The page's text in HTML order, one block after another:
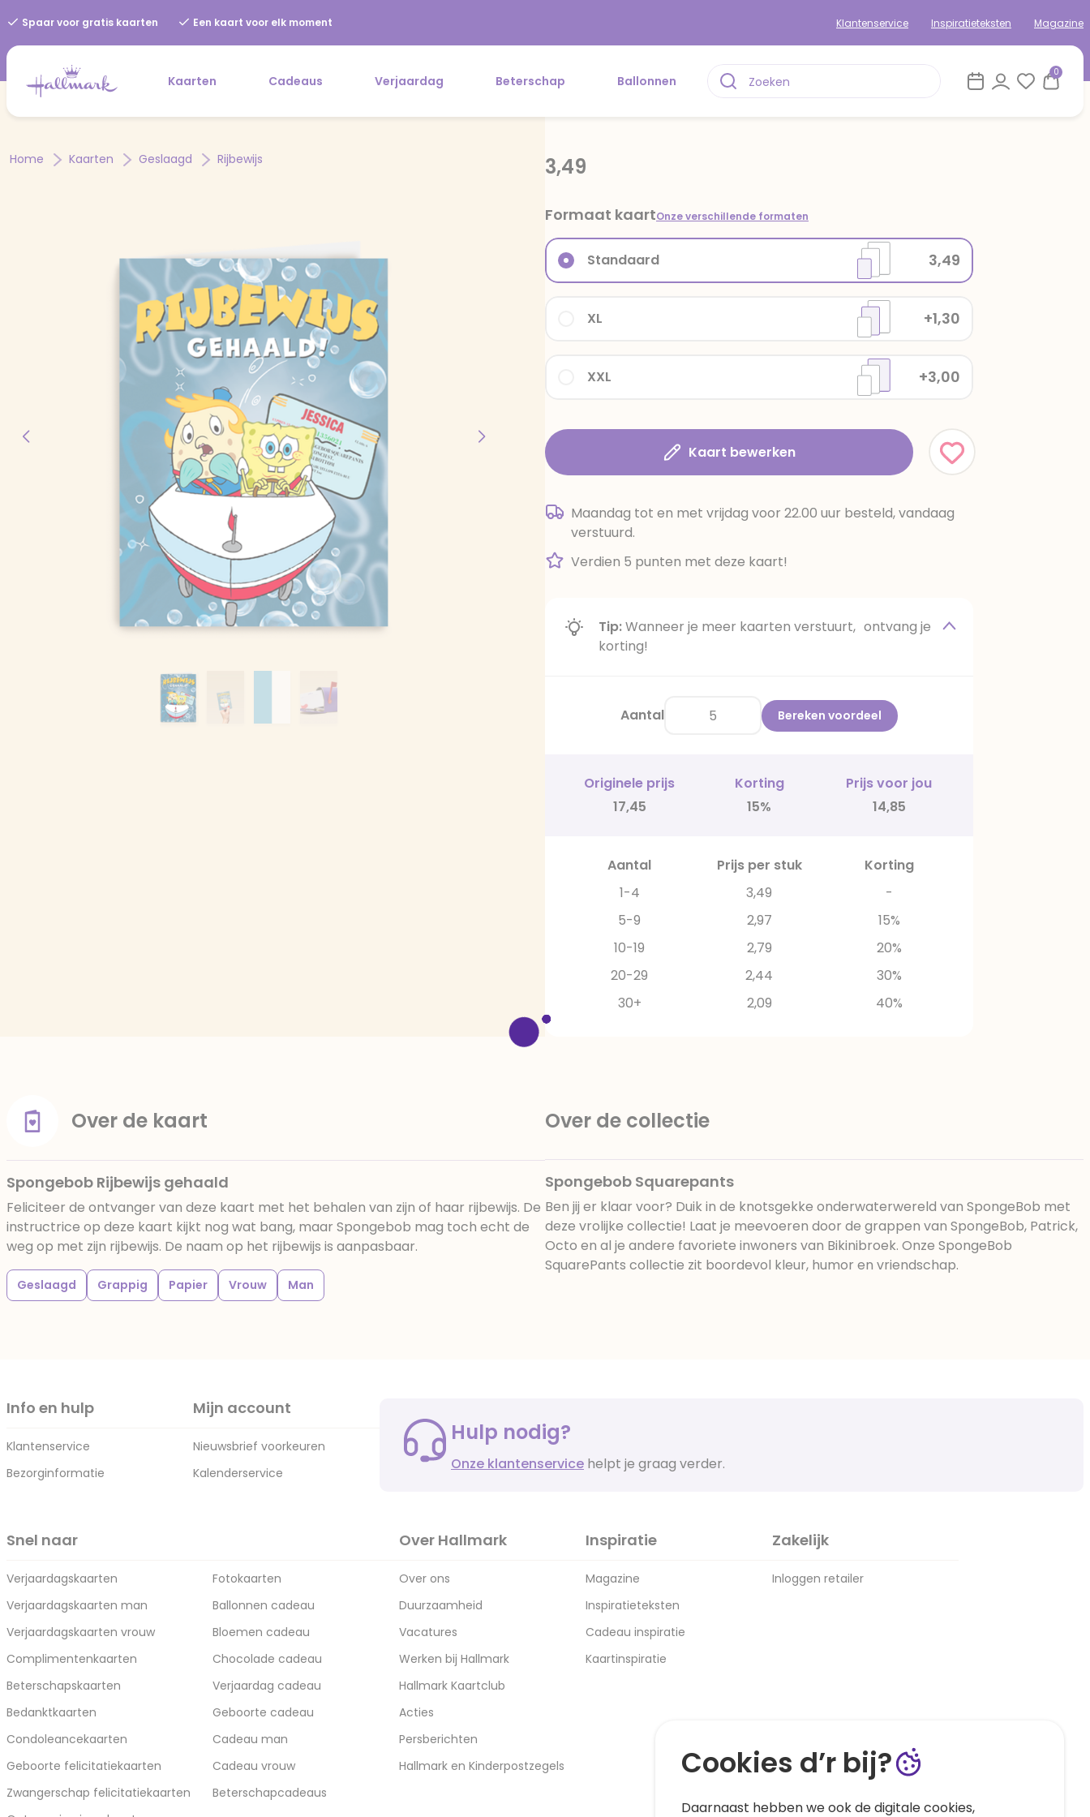
Spaar voor gratis kaarten Een kaart voor elk moment Klantenservice Inspiratieteksten Magazine
Kaarten Cadeaus Verjaardag Beterschap Ballonnen
0
Home Kaarten Geslaagd Rijbewijs 3,49
Formaat kaartOnze verschillende formaten
XXL +3,00
XL +1,30
Standaard 3,49
Kaart bewerken
Maandag tot en met vrijdag voor 22.00 uur besteld, vandaag
verstuurd.
Verdien 5 punten met deze kaart!
Tip:Wanneer je meer kaarten verstuurt, ontvang je
korting!
Aantal Bereken voordeel
Originele prijs Korting
Prijs voor jou
17,45
15% 14,85
Aantal Prijs per stuk
Korting
1-4
3,49
-
5-9
2,97
15%
10-19
2,79
20%
20-29
2,44
30%
30+
2,09 40%
Over de kaart
Spongebob Rijbewijs gehaald
Feliciteer de ontvanger van deze kaart met het behalen van zijn of haar rijbewijs. De
instructrice op deze kaart kijkt nog wat bang, maar Spongebob mag toch echt de
weg op met zijn rijbewijs. De naam op het rijbewijs is aanpasbaar.
Geslaagd Grappig Papier Vrouw Man
Over de collectie
Spongebob Squarepants
Ben jij er klaar voor? Duik in de knotsgekke onderwaterwereld van SpongeBob met
deze vrolijke collectie! Laat je meevoeren door de grappen van SpongeBob, Patrick,
Octo en al je andere favoriete inwoners van Bikinibroek. Onze SpongeBob
SquarePants collectie zit boordevol kleur, humor en vriendschap.
Info en hulp
Klantenservice
Bezorginformatie
Mijn account
Nieuwsbrief voorkeuren
Kalenderservice
Hulp nodig?
Onze klantenservice helpt je graag verder.
Snel naar
Verjaardagskaarten
Verjaardagskaarten man
Verjaardagskaarten vrouw
Complimentenkaarten
Beterschapskaarten
Bedanktkaarten
Condoleancekaarten
Geboorte felicitatiekaarten
Zwangerschap felicitatiekaarten
Fotokaarten
Ballonnen cadeau
Bloemen cadeau
Chocolade cadeau
Verjaardag cadeau
Geboorte cadeau
Cadeau man
Cadeau vrouw
Beterschapcadeaus
Over Hallmark
Over ons
Duurzaamheid
Vacatures
Werken bij Hallmark
Hallmark Kaartclub
Acties
Persberichten
Hallmark en Kinderpostzegels
Inspiratie
Magazine
Inspiratieteksten
Cadeau inspiratie
Kaartinspiratie
Zakelijk
Inloggen retailer
Cookies d’r bij?
Daarnaast hebben we ook de digitale cookies,